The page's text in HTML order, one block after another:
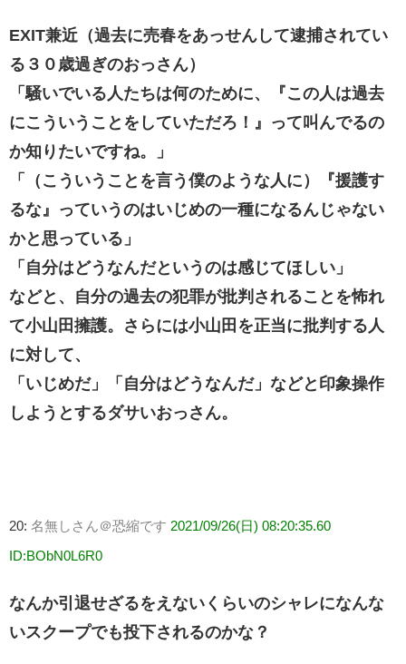
EXIT兼近（過去に売春をあっせんして逮捕されてい
る３０歳過ぎのおっさん）
「騒いでいる人たちは何のために、『この人は過去
にこういうことをしていただろ！』って叫んでるの
か知りたいですね。」
「（こういうことを言う僕のような人に）『援護す
るな』っていうのはいじめの一種になるんじゃない
かと思っている」
「自分はどうなんだというのは感じてほしい」
などと、自分の過去の犯罪が批判されることを怖れ
て小山田擁護。さらには小山田を正当に批判する人
に対して、
「いじめだ」「自分はどうなんだ」などと印象操作
しようとするダサいおっさん。
20: 名無しさん＠恐縮です 2021/09/26(日) 08:20:35.60
ID:BObN0L6R0
なんか引退せざるをえないくらいのシャレになんな
いスクープでも投下されるのかな？